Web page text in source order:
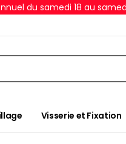
du samedi 18 au
Visserie et Fixation